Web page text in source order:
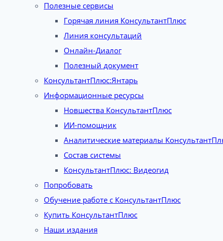
Полезные сервисы
Горячая линия КонсультантПлюс
Линия консультаций
Онлайн-Диалог
Полезный документ
КонсультантПлюс:Янтарь
Информационные ресурсы
Новшества КонсультантПлюс
ИИ-помощник
Аналитические материалы
Состав системы
КонсультантПлюс: Видеогид
Попробовать
Обучение работе с КонсультантПлюс
Купить КонсультантПлюс
Наши издания